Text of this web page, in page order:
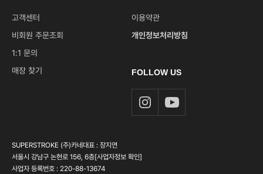
고객센터
비회원 주문조회
1:1 문의
매장 찾기
이용약관
개인정보처리방침
FOLLOW US
SUPERSTROKE (주)카네대표 : 장지연
서울시 강남구 논현로 156, 6층[사업자정보 확인]
사업자 등록번호 : 220-88-13674